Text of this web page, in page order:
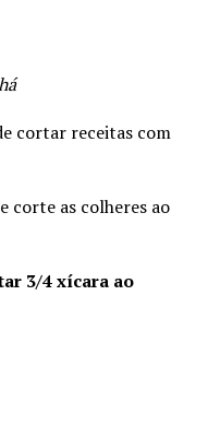
cortar receitas com
corte as colheres ao
3/4 xícara ao